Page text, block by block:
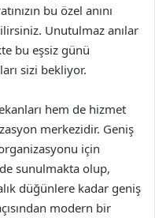
bu özel anını
Unutulmaz anılar
bu eşsiz günü
sizi bekliyor.
hem de hizmet
merkezidir. Geniş
için
sunulmakta olup,
düğünlere kadar geniş
modern bir